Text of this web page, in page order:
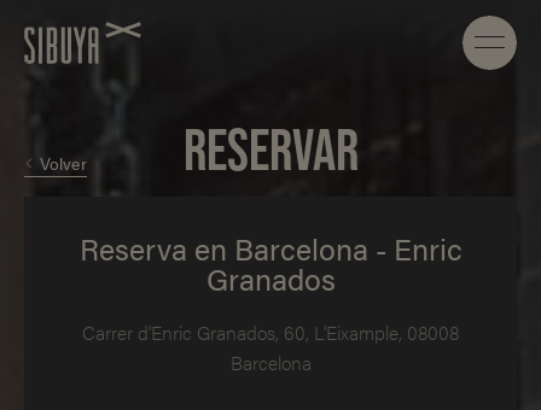
RESERVAR
Volver
Reserva en Barcelona - Enric
Granados
Carrer d'Enric Granados, 60, L'Eixample, 08008
Barcelona